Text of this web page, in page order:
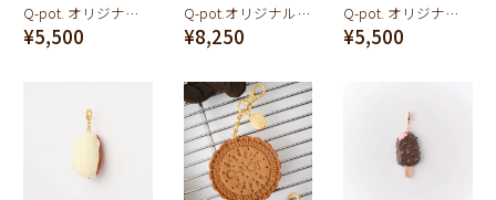
Q-pot. オリジナル焼きたてクッキー チャーム(キャラメル)
¥5,500
Q-pot.オリジナル 焼きたてクッキー バッグチャーム(ココア)
¥8,250
Q-pot. オリジナル焼きたてクッキー チャーム(ココア)
¥5,500